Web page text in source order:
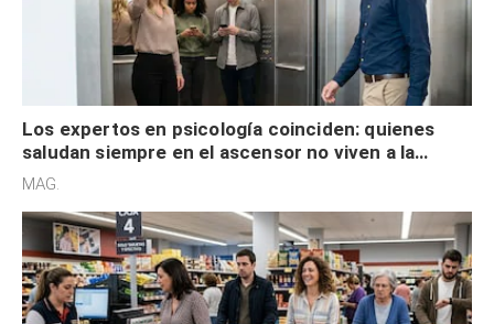
Los expertos en psicología coinciden: quienes
saludan siempre en el ascensor no viven a la
defensiva y tienen apertura social
MAG.